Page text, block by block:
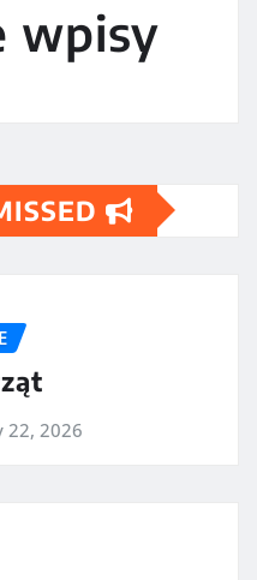
wpisy
22, 2026